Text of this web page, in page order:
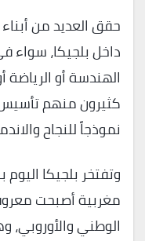
حقق العديد من أبناء
داخل بلجيكا، سواء
الهندسة أو الرياضة
كثيرون منهم
نموذجاً للنجاح
وتفتخر بلجيكا
مغربية أصبحت
الوطني والأوروبي،